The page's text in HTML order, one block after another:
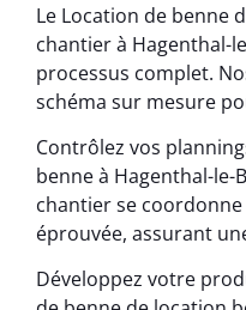
Le Location de benne
chantier à Hagenthal-
processus complet.
schéma sur mesure
Contrôlez vos
benne à Hagenthal-le-
chantier se
éprouvée, assurant
Développez votre